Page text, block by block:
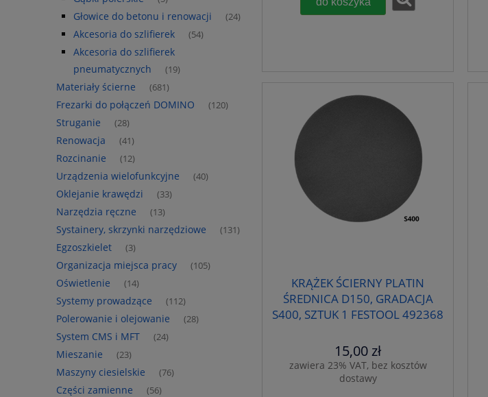
Głowice do betonu i renowacji (24)
Akcesoria do szlifierek (54)
Akcesoria do szlifierek
pneumatycznych
(19)
Materiały ścierne (681)
Frezarki do połączeń DOMINO (120)
Struganie (28)
Renowacja (41)
Rozcinanie (12)
Urządzenia wielofunkcyjne (40)
Oklejanie krawędzi (33)
Narzędzia ręczne (13)
Systainery, skrzynki narzędziowe (131)
Egzoszkielet (3)
Organizacja miejsca pracy (105)
Oświetlenie (14)
Systemy prowadzące (112)
Polerowanie i olejowanie (28)
System CMS i MFT (24)
Mieszanie (23)
Maszyny ciesielskie (76)
Części zamienne (56)
KRĄŻEK ŚCIERNY PLATIN
ŚREDNICA D150, GRADACJA
S400, SZTUK 1 FESTOOL 492368
15,00 zł
zawiera 23% VAT, bez kosztów
dostawy